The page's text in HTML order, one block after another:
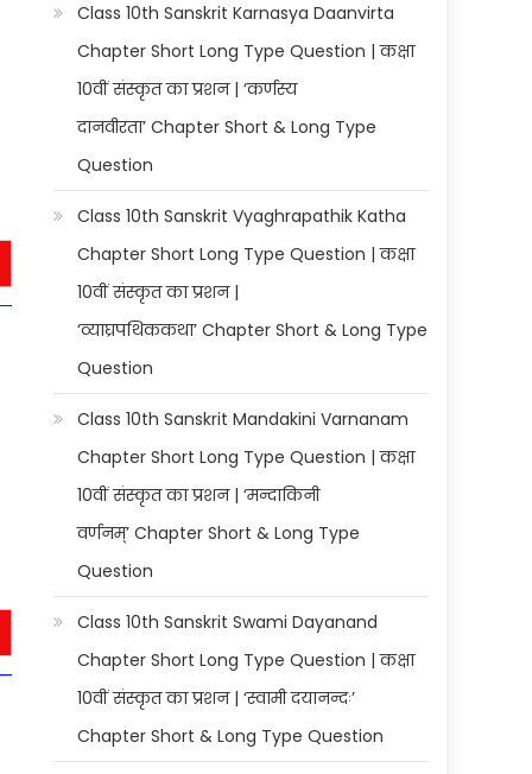
Class 10th Sanskrit Karnasya Daanvirta
Chapter Short Long Type Question | कक्षा
10वीं संस्कृत का प्रशन | ‘कर्णस्य
दानवीरता’ Chapter Short & Long Type
Question
Class 10th Sanskrit Vyaghrapathik Katha
Chapter Short Long Type Question | कक्षा
10वीं संस्कृत का प्रशन |
‘व्याघ्रपथिककथा’ Chapter Short & Long Type
Question
Class 10th Sanskrit Mandakini Varnanam
Chapter Short Long Type Question | कक्षा
10वीं संस्कृत का प्रशन | ‘मन्दाकिनी
वर्णनम्’ Chapter Short & Long Type
Question
Class 10th Sanskrit Swami Dayanand
Chapter Short Long Type Question | कक्षा
10वीं संस्कृत का प्रशन | ‘स्वामी दयानन्दः’
Chapter Short & Long Type Question